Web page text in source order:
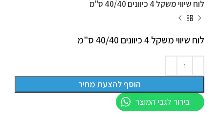
לוח שיווי משקל 4 כיוונים 40/40 ס"מ
לוח שיווי משקל 4 כיוונים 40/40 ס"מ
הוסף להצעת מחיר
בירור לגבי המוצר